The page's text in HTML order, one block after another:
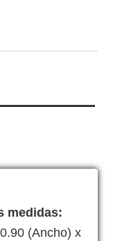
medidas:
(Ancho) x